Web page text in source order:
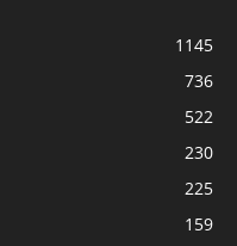
1145
736
522
230
225
159